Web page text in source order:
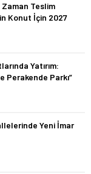
Zaman Teslim
Konut İçin 2027
Yatırım:
Perakende Parkı”
Yeni İmar